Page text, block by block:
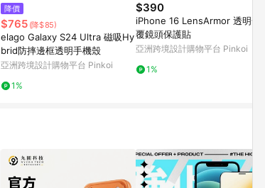
降價
$765 (降$85)
elago Galaxy S24 Ultra 磁吸Hy
brid防摔邊框透明手機殼
亞洲跨境設計購物平台 Pinkoi
1%
$390
iPhone 16 LensArmor 透明全包
覆鏡頭保護貼
亞洲跨境設計購物平台 Pinkoi
1%